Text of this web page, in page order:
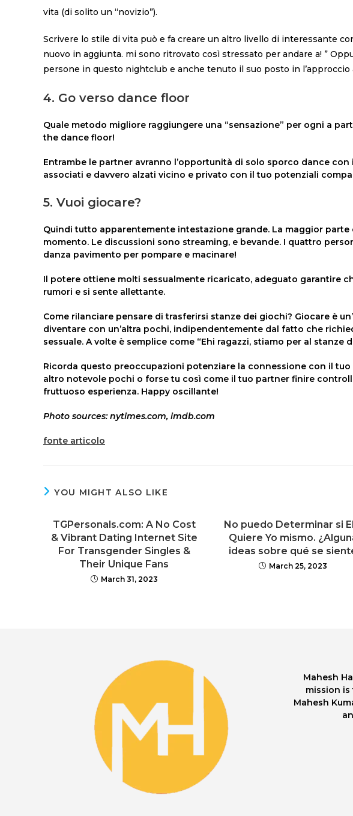
vita (di solito un “novizio”).
Scrivere lo stile di vita può e fa creare un altro livello di interessante
nuovo in aggiunta. mi sono ritrovato così stressato per andare a! ”
persone in questo nightclub e anche tenuto il suo posto in l’approccio
4. Go verso dance floor
Quale metodo migliore raggiungere una “sensazione” per ogni a
the dance floor!
Entrambe le partner avranno l’opportunità di solo sporco dance
associati e davvero alzati vicino e privato con il tuo potenziali
5. Vuoi giocare?
Quindi tutto apparentemente intestazione grande. La maggior
momento. Le discussioni sono streaming, e bevande. I quattro
danza pavimento per pompare e macinare!
Il potere ottiene molti sessualmente ricaricato, adeguato garantire
rumori e si sente allettante.
Come rilanciare pensare di trasferirsi stanze dei giochi? Giocare è
diventare con un’altra pochi, indipendentemente dal fatto che
sessuale. A volte è semplice come “Ehi ragazzi, stiamo per al stanze
Ricorda questo preoccupazioni potenziare la connessione con il
altro notevole pochi o forse tu così come il tuo partner finire
fruttuoso esperienza. Happy oscillante!
Photo sources: nytimes.com, imdb.com
fonte articolo
YOU MIGHT ALSO LIKE
TGPersonals.com: A No Cost
& Vibrant Dating Internet Site
For Transgender Singles &
Their Unique Fans
March 31, 2023
No puedo Determinar si
Quiere Yo mismo.
ideas sobre qué se
March 25, 2023
Mahesh
mission
Mahesh